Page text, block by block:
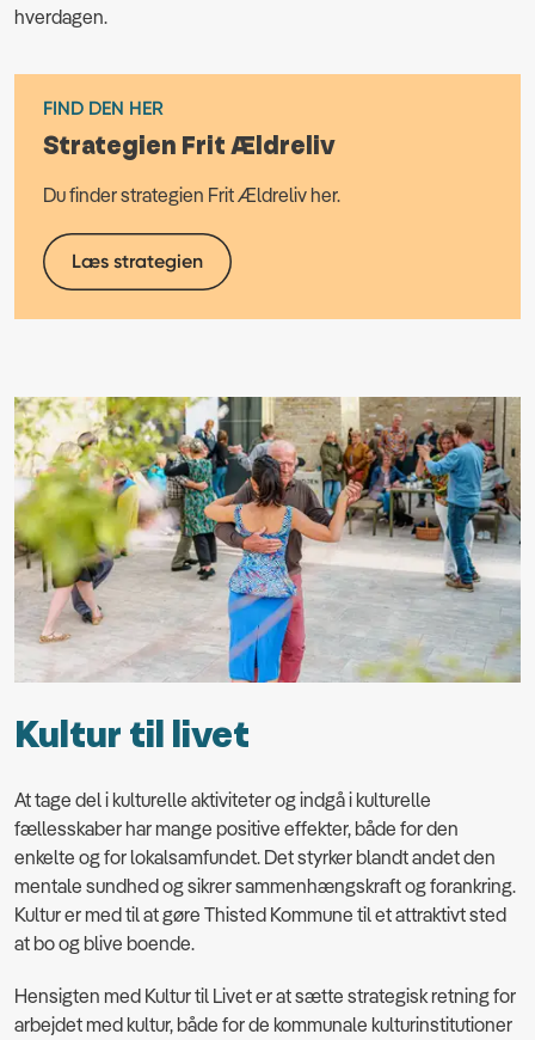
hverdagen.
FIND DEN HER
Strategien Frit Ældreliv
Du finder strategien Frit Ældreliv her.
Læs strategien
Kultur til livet
At tage del i kulturelle aktiviteter og indgå i kulturelle
fællesskaber har mange positive effekter, både for den
enkelte og for lokalsamfundet. Det styrker blandt andet den
mentale sundhed og sikrer sammenhængskraft og forankring.
Kultur er med til at gøre Thisted Kommune til et attraktivt sted
at bo og blive boende.
Hensigten med Kultur til Livet er at sætte strategisk retning for
arbejdet med kultur, både for de kommunale kulturinstitutioner